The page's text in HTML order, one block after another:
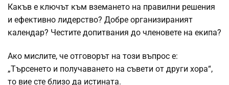
Какъв е ключът към вземането на правилни решения
и ефективно лидерство? Добре организираният
календар? Честите допитвания до членовете на екипа?
Ако мислите, че отговорът на този въпрос е:
„Търсенето и получаването на съвети от други хора“,
то вие сте близо да истината.